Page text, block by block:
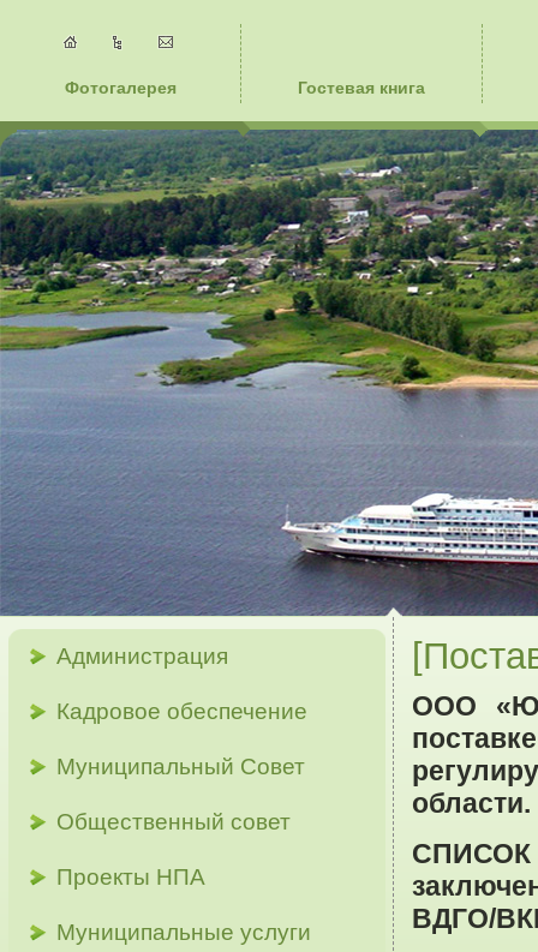
Фотогалерея Гостевая книга
Администрация
Кадровое обеспечение
Муниципальный Совет
Общественный совет
Проекты НПА
Муниципальные услуги
ООО
области.
ВДГО/